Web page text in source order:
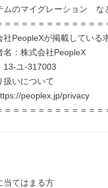
ムのマイグレーション　な
＝＝＝＝＝＝＝＝＝＝＝＝
PeopleXが掲載している
名：株式会社PeopleX
13-ユ-317003
扱いについて
peoplex.jp/privacy
＝＝＝＝＝＝＝＝＝＝＝＝
当てはまる方